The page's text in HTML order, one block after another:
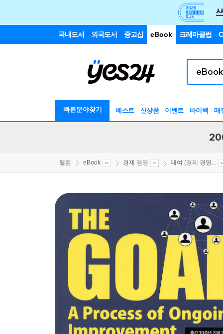
국내도서 외국도서 중고샵 eBook 크레마클럽
빠른분야찾기 베스트 신상품 이벤트 바이백 매
웰컴 eBook 경제 경영 대여 (경제 경영...